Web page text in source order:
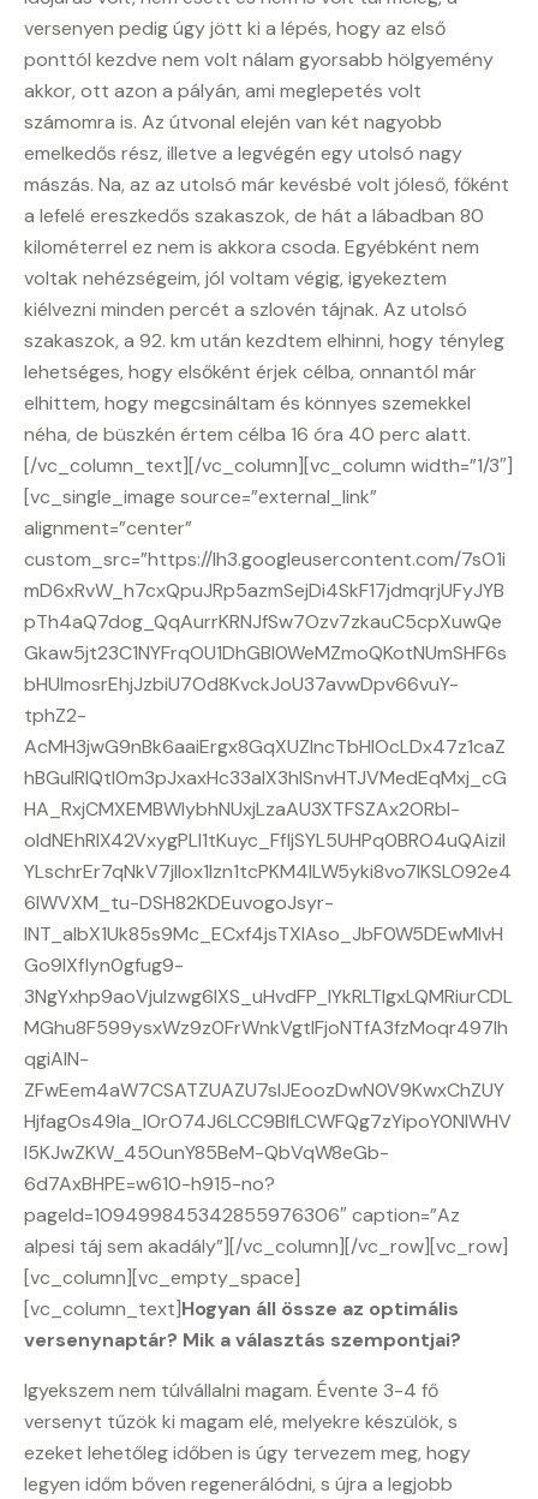
versenyen pedig úgy jött ki a lépés, hogy az első
ponttól kezdve nem volt nálam gyorsabb hölgyemény
akkor, ott azon a pályán, ami meglepetés volt
számomra is. Az útvonal elején van két nagyobb
emelkedős rész, illetve a legvégén egy utolsó nagy
mászás. Na, az az utolsó már kevésbé volt jóleső, főként
a lefelé ereszkedős szakaszok, de hát a lábadban 80
kilométerrel ez nem is akkora csoda. Egyébként nem
voltak nehézségeim, jól voltam végig, igyekeztem
kiélvezni minden percét a szlovén tájnak. Az utolsó
szakaszok, a 92. km után kezdtem elhinni, hogy tényleg
lehetséges, hogy elsőként érjek célba, onnantól már
elhittem, hogy megcsináltam és könnyes szemekkel
néha, de büszkén értem célba 16 óra 40 perc alatt.
[/vc_column_text][/vc_column][vc_column width=”1/3″]
[vc_single_image source=”external_link”
alignment=”center”
custom_src=”https://lh3.googleusercontent.com/7sO1i
mD6xRvW_h7cxQpuJRp5azmSejDi4SkF17jdmqrjUFyJYB
pTh4aQ7dog_QqAurrKRNJfSw7Ozv7zkauC5cpXuwQe
Gkaw5jt23C1NYFrqOU1DhGBI0WeMZmoQKotNUmSHF6s
bHUImosrEhjJzbiU7Od8KvckJoU37avwDpv66vuY-
tphZ2-
AcMH3jwG9nBk6aaiErgx8GqXUZlncTbHIOcLDx47z1caZ
hBGulRIQtl0m3pJxaxHc33alX3hISnvHTJVMedEqMxj_cG
HA_RxjCMXEMBWlybhNUxjLzaAU3XTFSZAx2ORbl-
oIdNEhRIX42VxygPLl1tKuyc_FfljSYL5UHPq0BRO4uQAizil
YLschrEr7qNkV7jIIox1Izn1tcPKM4lLW5yki8vo7IKSLO92e4
6lWVXM_tu-DSH82KDEuvogoJsyr-
lNT_albX1Uk85s9Mc_ECxf4jsTXIAso_JbF0W5DEwMlvH
Go9lXflyn0gfug9-
3NgYxhp9aoVjulzwg6IXS_uHvdFP_IYkRLTIgxLQMRiurCDL
MGhu8F599ysxWz9z0FrWnkVgtlFjoNTfA3fzMoqr497Ih
qgiAlN-
ZFwEem4aW7CSATZUAZU7sIJEoozDwN0V9KwxChZUY
HjfagOs49la_IOrO74J6LCC9BlfLCWFQg7zYipoY0NlWHV
l5KJwZKW_45OunY85BeM-QbVqW8eGb-
6d7AxBHPE=w610-h915-no?
pageId=109499845342855976306″ caption=”Az
alpesi táj sem akadály”][/vc_column][/vc_row][vc_row]
[vc_column][vc_empty_space]
[vc_column_text]Hogyan áll össze az optimális
versenynaptár? Mik a választás szempontjai?
Igyekszem nem túlvállalni magam. Évente 3-4 fő
versenyt tűzök ki magam elé, melyekre készülök, s
ezeket lehetőleg időben is úgy tervezem meg, hogy
legyen időm bőven regenerálódni, s újra a legjobb